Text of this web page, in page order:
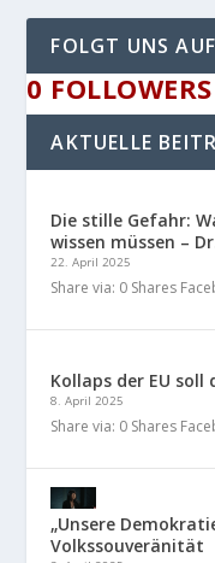
FOLGT UNS
0 FOLLOWERS
AKTUELLE
Die stille Gefahr:
wissen müssen –
22. April 2025
Share via: 0 Shares
Kollaps der EU
8. April 2025
Share via: 0 Shares
„Unsere
Volkssouveränität